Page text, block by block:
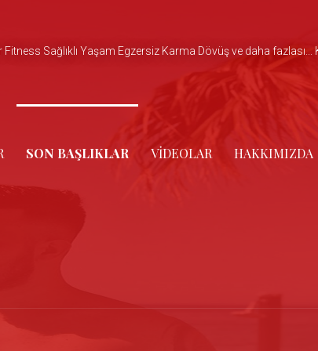
Fitness Sağlıklı Yaşam Egzersiz Karma Dövüş ve daha fazlası...
SON BAŞLIKLAR VIDEOLAR HAKKIMIZDA